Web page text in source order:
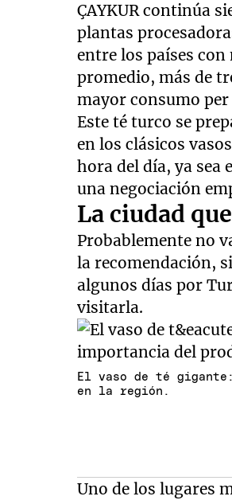
ÇAYKUR continúa
plantas
entre los países
promedio, más de
mayor consumo
Este té turco se
en los clásicos
hora del día, ya
una negociación
La ciudad
Probablemente no
la recomendación,
algunos días por
visitarla.
El vaso de té
en la región.
Uno de los lugares